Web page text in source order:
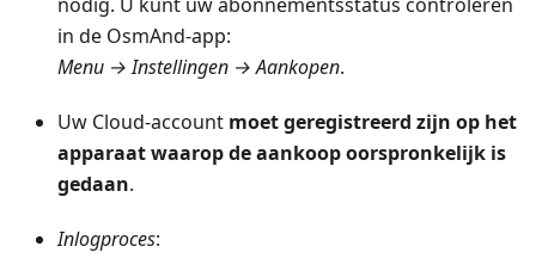
in de OsmAnd-app:
Menu → Instellingen → Aankopen.
Uw Cloud-account moet geregistreerd zijn op het
apparaat waarop de aankoop oorspronkelijk is
gedaan.
Inlogproces: